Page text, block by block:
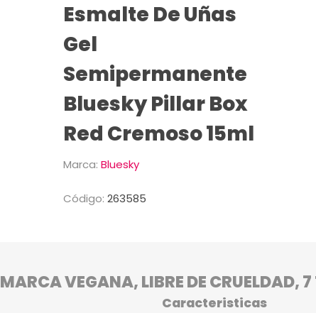
Esmalte De Uñas
Gel
Semipermanente
Bluesky Pillar Box
Red Cremoso 15ml
Marca: Bluesky
Código: 263585
MARCA VEGANA, LIBRE DE CRUELDAD,
Caracteristicas